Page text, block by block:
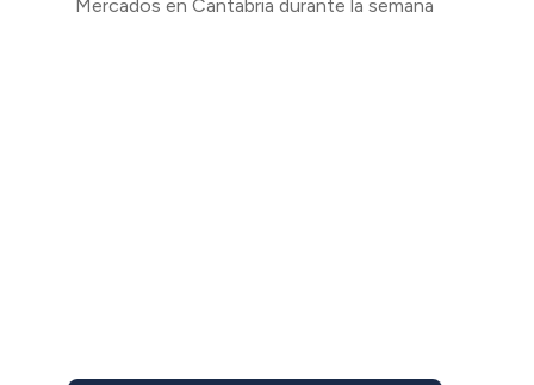
Mercados en Cantabria durante la semana